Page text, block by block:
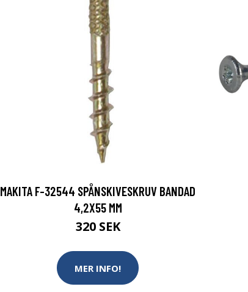
MAKITA F-32544 SPÅNSKIVESKRUV BANDAD
4,2X55 MM
320 SEK
MER INFO!